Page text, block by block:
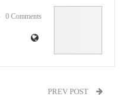
0 Comments